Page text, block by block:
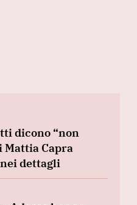
dicono “non
Mattia Capra
dettagli